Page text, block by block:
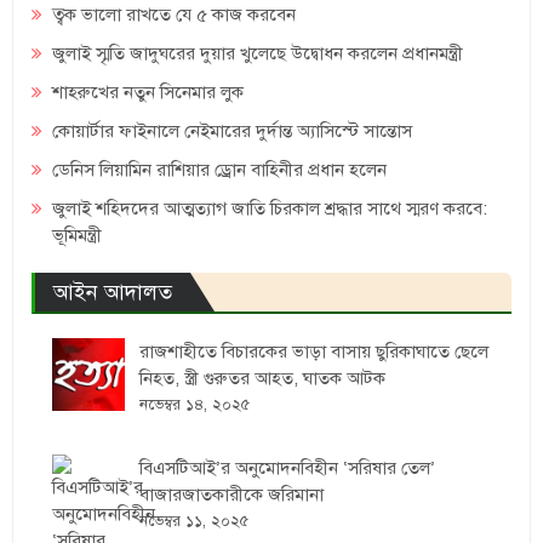
ত্বক ভালো রাখতে যে ৫ কাজ করবেন
জুলাই স্মৃতি জাদুঘরের দুয়ার খুলেছে উদ্বোধন করলেন প্রধানমন্ত্রী
শাহরুখের নতুন সিনেমার লুক
কোয়ার্টার ফাইনালে নেইমারের দুর্দান্ত অ্যাসিস্টে সান্তোস
ডেনিস লিয়ামিন রাশিয়ার ড্রোন বাহিনীর প্রধান হলেন
জুলাই শহিদদের আত্মত্যাগ জাতি চিরকাল শ্রদ্ধার সাথে স্মরণ করবে:
ভূমিমন্ত্রী
আইন আদালত
রাজশাহীতে বিচারকের ভাড়া বাসায় ছুরিকাঘাতে ছেলে
নিহত, স্ত্রী গুরুতর আহত, ঘাতক আটক
নভেম্বর ১৪, ২০২৫
বিএসটিআই’র অনুমোদনবিহীন ‘সরিষার তেল’
বাজারজাতকারীকে জরিমানা
নভেম্বর ১১, ২০২৫